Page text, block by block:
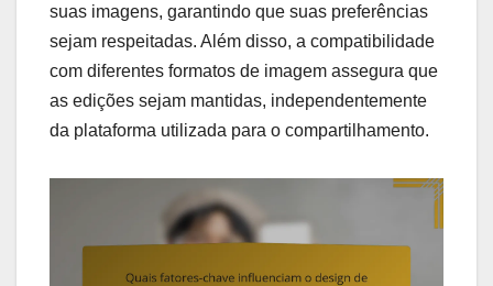
suas imagens, garantindo que suas preferências
sejam respeitadas. Além disso, a compatibilidade
com diferentes formatos de imagem assegura que
as edições sejam mantidas, independentemente
da plataforma utilizada para o compartilhamento.